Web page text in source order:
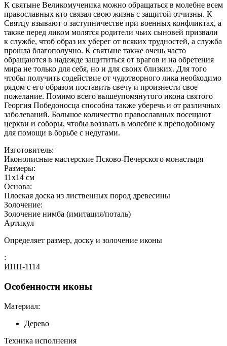
К святыне Великомученика можно обращаться в молебне всем
православных кто связал свою жизнь с защитой отчизны. К
Святцу взывают о заступничестве при военных конфликтах, а
также перед ликом молятся родители чьих сыновей призвали
к службе, чтоб образ их уберег от всяких трудностей, а служба
прошла благополучно. К святыне также очень часто
обращаются в надежде защититься от врагов и на обретения
мира не только для себя, но и для своих близких. Для того
чтобы получить содействие от чудотворного лика необходимо
рядом с его образом поставить свечу и произнести свое
пожелание. Помимо всего вышеупомянутого икона святого
Георгия Победоносца способна также уберечь и от различных
заболеваний. Большое количество православных посещают
церкви и соборы, чтобы воззвать в молебне к преподобному
для помощи в борьбе с недугами.
Изготовитель:
Иконописные мастерские Псково-Печерского монастыря
Размеры:
11х14 см
Основа:
Плоская доска из лиственных пород древесины
Золочение:
Золочение нимба (имитация/поталь)
Артикул
Определяет размер, доску и золочение иконы
:
ИПП-1114
Особенности иконы
Материал:
Дерево
Техника исполнения